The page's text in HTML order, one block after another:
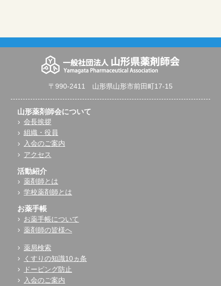
〒990-2411 山形県山形市前田町17-15
山形薬剤師会について
会長挨拶
組織・役員
入会のご案内
アクセス
活動紹介
薬剤師とは
学校薬剤師とは
お薬手帳
お薬手帳について
薬剤師の皆様へ
薬局検索
くすりの知識10ヵ条
ドーピング防止
入会のご案内